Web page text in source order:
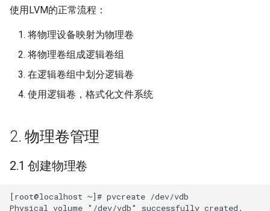
z
a
r
h
OpenCloudOS v9.6发行说明
OpenCloudOS Stream 发行
说明
存储管理
网络管理
initramfs制作
plymouth(系统启动动画)
3. 逻辑卷组管理
3.1 创建卷组
3.3 修改卷组属性
3.4 伸缩卷组
3.4.1 拓展
Java开发指南
dotnet开发指南
QT开发指南
Glibc可调参数使用指南
kdump/crash
Kubernetes部署指南
机密计算-海光用户指南
MariaDB集群部署搭建指南
OpenCloudOS7
OpenCloudOS8升级
OpenCloudOS9
迁移与升级常见问题FAQ
使用LVM的正常流程：
将物理设备映射为物理卷
将物理卷组成逻辑卷组
在逻辑卷组中划分逻辑卷
使用逻辑卷，格式化文件系统
2. 物理卷管理
2.1 创建物理卷
[root@localhost ~]# pvcreate /dev/vdb